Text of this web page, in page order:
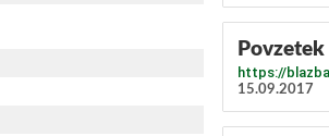
https://
15.09.2017